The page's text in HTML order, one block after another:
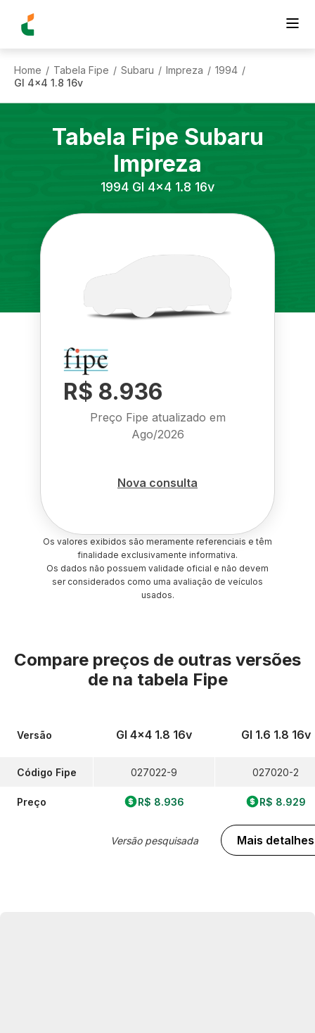
Home / Tabela Fipe / Subaru / Impreza / 1994 /
Gl 4x4 1.8 16v
Tabela Fipe Subaru
Impreza
1994 Gl 4x4 1.8 16v
R$ 8.936
Preço Fipe atualizado em
Ago/2026
Nova consulta
Os valores exibidos são meramente referenciais e têm
finalidade exclusivamente informativa.
Os dados não possuem validade oficial e não devem
ser considerados como uma avaliação de veículos
usados.
Compare preços de outras versões
de na tabela Fipe
Versão
Código Fipe
Preço
Gl 4x4 1.8 16v
027022-9
R$ 8.936
Versão pesquisada
Gl 1.6 1.8 16v
027020-2
R$ 8.929
Mais detalhes